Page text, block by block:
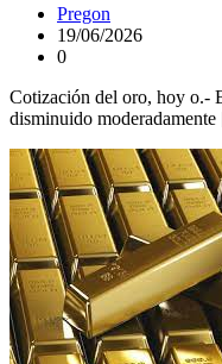
Pregon
19/06/2026
0
Cotización del oro, hoy o.-
disminuido